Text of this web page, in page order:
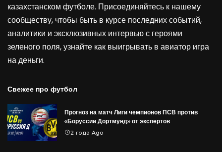
казахстанском футболе. Присоединяйтесь к нашему
сообществу, чтобы быть в курсе последних событий,
аналитики и эксклюзивных интервью с героями
зеленого поля, узнайте как выигрывать в авиатор игра
на деньги.
Свежее про футбол
Прогноз на матч Лиги чемпионов ПСВ против
«Боруссии Дортмунд» от экспертов
2 года Ago